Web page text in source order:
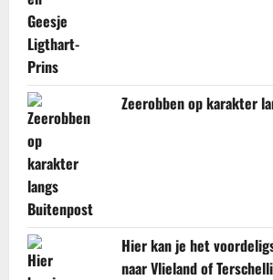
Zeerobben op karakter
Hier kan je het
naar Vlieland of